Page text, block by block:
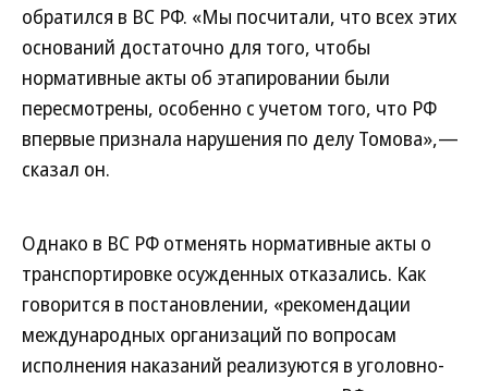
обратился в ВС РФ. «Мы посчитали, что всех этих
оснований достаточно для того, чтобы
нормативные акты об этапировании были
пересмотрены, особенно с учетом того, что РФ
впервые признала нарушения по делу Томова»,—
сказал он.
Однако в ВС РФ отменять нормативные акты о
транспортировке осужденных отказались. Как
говорится в постановлении, «рекомендации
международных организаций по вопросам
исполнения наказаний реализуются в уголовно-